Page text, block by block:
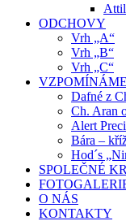
ODCHOVY
Vrh „A“
Vrh „B“
Vrh „C“
VZPOMÍNÁME
Dafné z
Ch. Aran
Alert
Bára –
Hod´s
SPOLEČNÉ
O NÁS
KONTAKTY